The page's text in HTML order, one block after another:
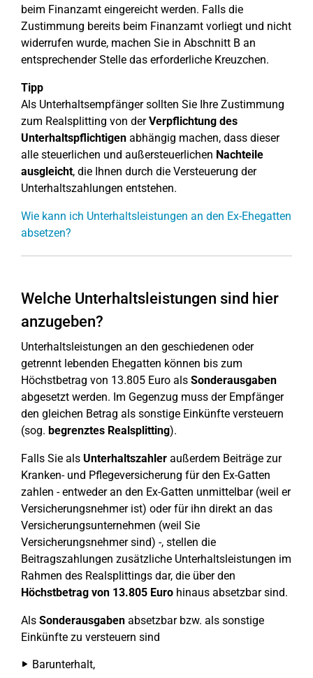
beim Finanzamt eingereicht werden. Falls die
Zustimmung bereits beim Finanzamt vorliegt und nicht
widerrufen wurde, machen Sie in Abschnitt B an
entsprechender Stelle das erforderliche Kreuzchen.
Tipp
Als Unterhaltsempfänger sollten Sie Ihre Zustimmung
zum Realsplitting von derVerpflichtung des
Unterhaltspflichtigen abhängig machen, dass dieser
alle steuerlichen und außersteuerlichen Nachteile
ausgleicht, die Ihnen durch die Versteuerung der
Unterhaltszahlungen entstehen.
Wie kann ich Unterhaltsleistungen an den Ex-Ehegatten
absetzen?
Welche Unterhaltsleistungen sind hier
anzugeben?
Unterhaltsleistungen an den geschiedenen oder
getrennt lebenden Ehegatten können bis zum
Höchstbetrag von 13.805 Euro als Sonderausgaben
abgesetzt werden. Im Gegenzug muss der Empfänger
den gleichen Betrag als sonstige Einkünfte versteuern
(sog. begrenztes Realsplitting).
Falls Sie als Unterhaltszahler außerdem Beiträge zur
Kranken- und Pflegeversicherung für den Ex-Gatten
zahlen - entweder an den Ex-Gatten unmittelbar (weil er
Versicherungsnehmer ist) oder für ihn direkt an das
Versicherungsunternehmen (weil Sie
Versicherungsnehmer sind) -, stellen die
Beitragszahlungen zusätzliche Unterhaltsleistungen im
Rahmen des Realsplittings dar, die über den
Höchstbetrag von 13.805 Euro hinaus absetzbar sind.
Als Sonderausgaben absetzbar bzw. als sonstige
Einkünfte zu versteuern sind
Barunterhalt,